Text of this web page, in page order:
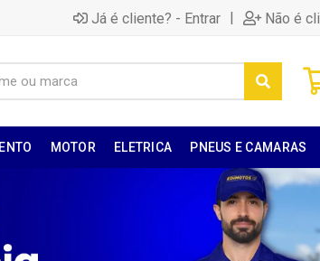
Já é cliente? - Entrar | Não é
MOTOR ELETRICA PNEUS E CAMARAS